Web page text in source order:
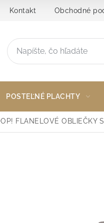
Kontakt Obchodné
POSTEĽNÉ PLACHTY
FLANELOVÉ OBLIEČKY